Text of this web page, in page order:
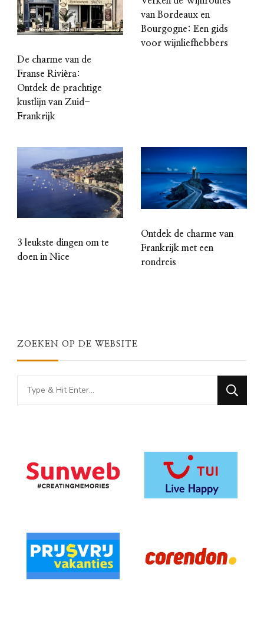
De charme van de
Franse Rivièra:
Ontdek de prachtige
kustlijn van Zuid-
Frankrijk
van Bordeaux en
Bourgogne: Een gids
voor wijnliefhebbers
3 leukste dingen om te
doen in Nice
Ontdek de charme van
Frankrijk met een
rondreis
ZOEKEN OP DE WEBSITE
Looking
for